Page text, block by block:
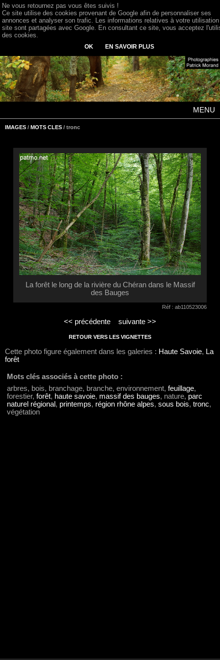
MENU
IMAGES / MOTS CLES / tronc
La forêt le long de la rivière du Chéran dans le Massif
des Bauges
Réf : ab110523006
<< précédente suivante >>
RETOUR VERS LES VIGNETTES
Cette photo figure également dans les galeries : Haute Savoie, La
forêt
Mots clés associés à cette photo :
arbres, bois, branchage, branche, environnement, feuillage,
forestier, forêt, haute savoie, massif des bauges, nature, parc
naturel régional , printemps, région rhône alpes, sous bois, tronc,
végétation
Ne vous retournez pas vous êtes suivis !
Ce site utilise des cookies provenant de Google afin de personnaliser ses
annonces et analyser son trafic. Les informations relatives à votre
site sont partagées avec Google. En consultant ce site, vous acceptez
des cookies.
OK EN SAVOIR PLUS